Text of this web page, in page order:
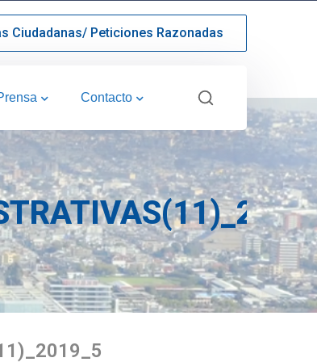
Ciudadanas/ Peticiones Razonadas
Contacto